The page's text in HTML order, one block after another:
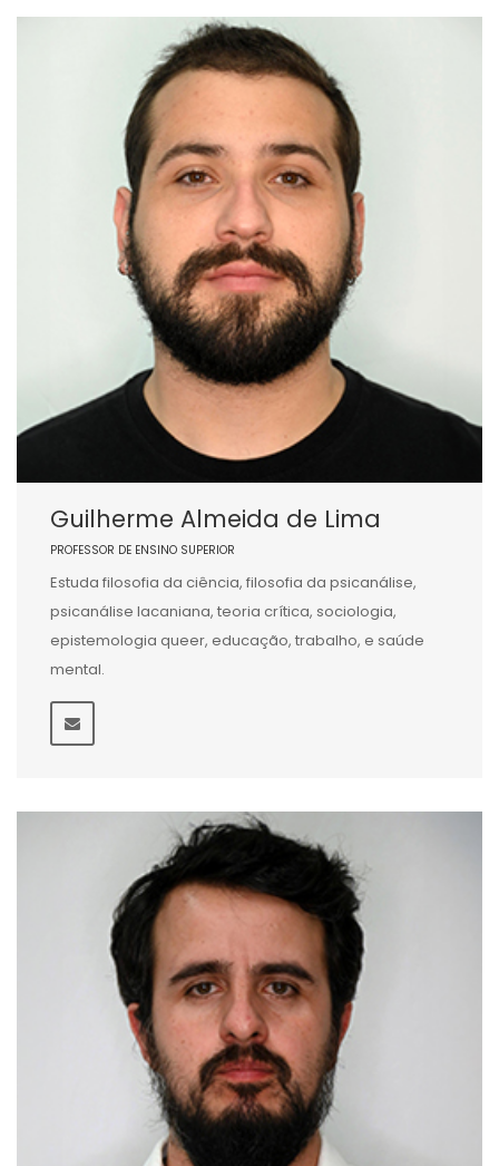
Guilherme Almeida de Lima
PROFESSOR DE ENSINO SUPERIOR
Estuda filosofia da ciência, filosofia da psicanálise,
psicanálise lacaniana, teoria crítica, sociologia,
epistemologia queer, educação, trabalho, e saúde
mental.